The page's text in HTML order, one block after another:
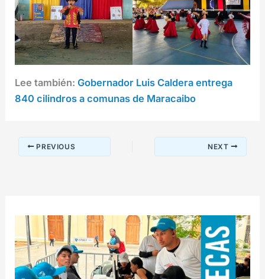
Lee también:Gobernador Luis Caldera entrega
840 cilindros a comunas de Maracaibo
PREVIOUS NEXT